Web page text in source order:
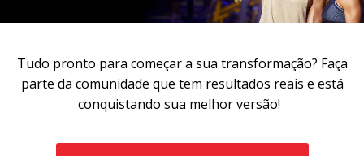
Tudo pronto para começar a sua transformação? Faça
parte da comunidade que tem resultados reais e está
conquistando sua melhor versão!